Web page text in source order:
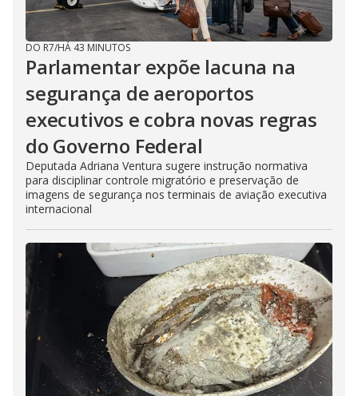
DO R7/HÁ 43 MINUTOS
Parlamentar expõe lacuna na
segurança de aeroportos
executivos e cobra novas regras
do Governo Federal
Deputada Adriana Ventura sugere instrução normativa
para disciplinar controle migratório e preservação de
imagens de segurança nos terminais de aviação executiva
internacional